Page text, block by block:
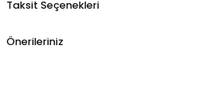
Taksit Seçenekleri
Önerileriniz